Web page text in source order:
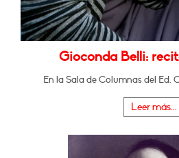
Gioconda Belli:
En la Sala de Columnas del Ed.
Leer más...